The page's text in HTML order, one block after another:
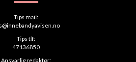
Tips mail:
Tips tlf:
47136850
Ansvarlig redaktør: